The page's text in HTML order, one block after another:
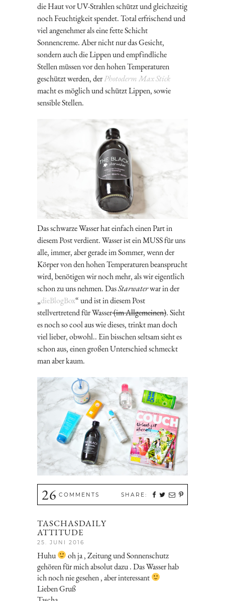
die Haut vor UV-Strahlen schützt und gleichzeitig
noch Feuchtigkeit spendet. Total erfrischend und
viel angenehmer als eine fette Schicht
Sonnencreme. Aber nicht nur das Gesicht,
sondern auch die Lippen und empfindliche
Stellen müssen vor den hohen Temperaturen
geschützt werden, derPhotoderm Max Stick
macht es möglich und schützt Lippen, sowie
sensible Stellen.
Das schwarze Wasser hat einfach einen Part in
diesem Post verdient. Wasser ist ein MUSS für uns
alle, immer, aber gerade im Sommer, wenn der
Körper von den hohen Temperaturen beansprucht
wird, benötigen wir noch mehr, als wir eigentlich
schon zu uns nehmen. DasStarwaterwar in der
„dieBlogBox“ und ist in diesem Post
stellvertretend für Wasser(im Allgemeinen). Sieht
es noch so cool aus wie dieses, trinkt man doch
viel lieber, obwohl.. Ein bisschen seltsam sieht es
schon aus, einen großen Unterschied schmeckt
man aber kaum.
26 COMMENTS SHARE:
TASCHASDAILY
ATTITUDE
25. JUNI 2016
Huhu
oh ja , Zeitung und Sonnenschutz
gehören für mich absolut dazu . Das Wasser hab
ich noch nie gesehen , aber interessant
Lieben Gruß